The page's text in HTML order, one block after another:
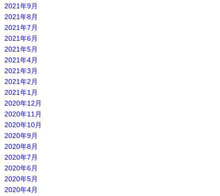
2021年9月
2021年8月
2021年7月
2021年6月
2021年5月
2021年4月
2021年3月
2021年2月
2021年1月
2020年12月
2020年11月
2020年10月
2020年9月
2020年8月
2020年7月
2020年6月
2020年5月
2020年4月